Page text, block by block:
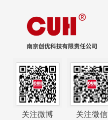
关注微博 关注微信